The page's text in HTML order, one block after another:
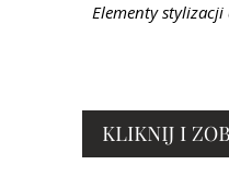
Elementy